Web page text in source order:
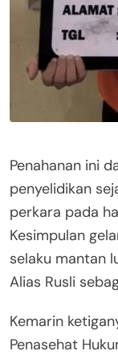
Penahanan ini
penyelidikan
perkara pada
Kesimpulan
selaku mantan
Alias Rusli
Kemarin
Penasehat